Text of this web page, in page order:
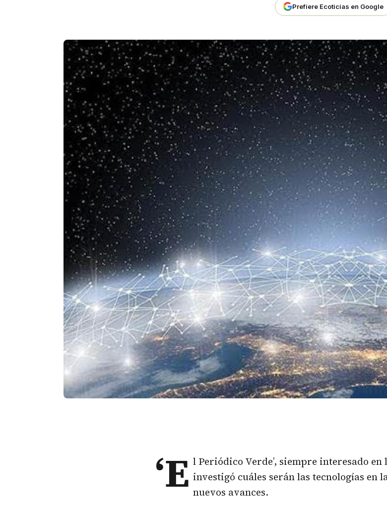
Prefiere Ecoticias en Google
‘E l Periódico Verde’, siempre interesado
investigó cuáles serán las tecnologías en
nuevos avances.